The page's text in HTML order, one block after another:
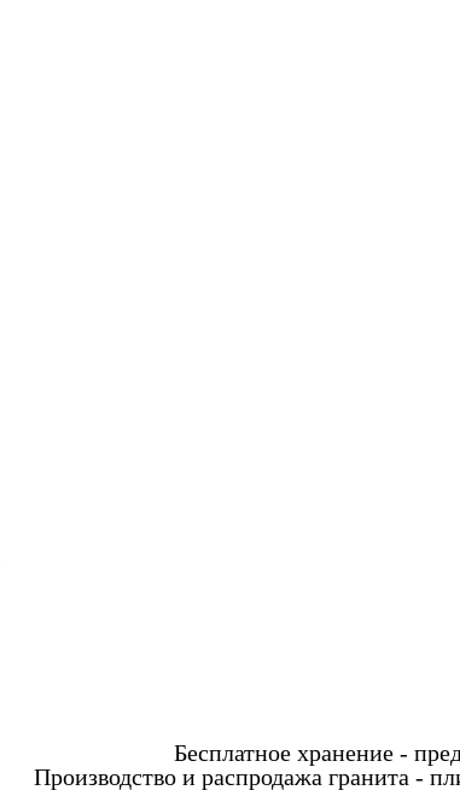
Бесплатное хранение -
Производство и распродажа гранита -